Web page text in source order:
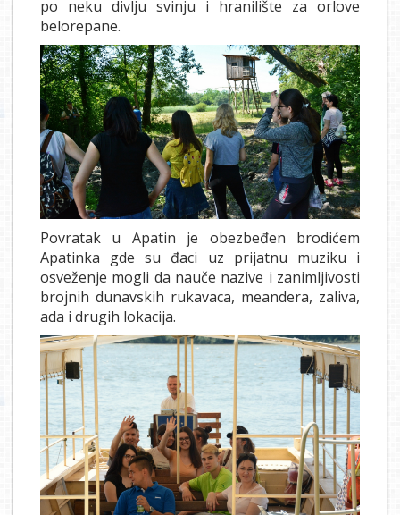
po neku divlju svinju i hranilište za orlove
belorepane.
Povratak u Apatin je obezbeđen brodićem
Apatinka gde su đaci uz prijatnu muziku i
osveženje mogli da nauče nazive i zanimljivosti
brojnih dunavskih rukavaca, meandera, zaliva,
ada i drugih lokacija.